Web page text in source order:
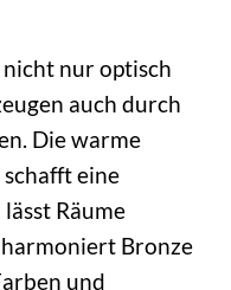
nur optisch
auch durch
Die warme
eine
Räume
Bronze
und